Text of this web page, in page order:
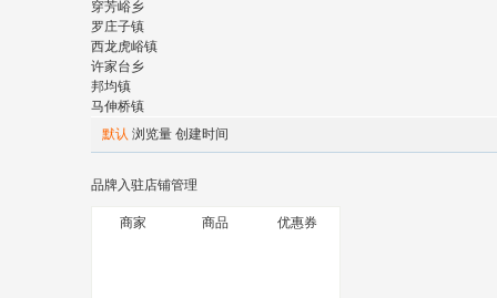
穿芳峪乡
罗庄子镇
西龙虎峪镇
许家台乡
邦均镇
马伸桥镇
默认 浏览量 创建时间
品牌入驻店铺管理
商家 商品 优惠券